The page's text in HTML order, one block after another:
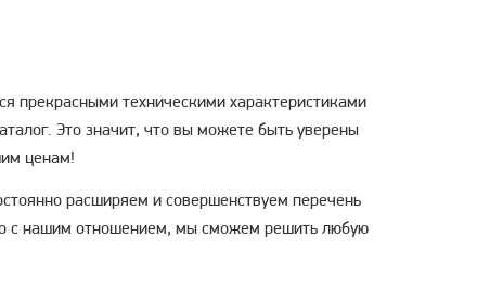
прекрасными техническими характеристиками
Это значит, что вы можете быть уверены
ценам!
расширяем и совершенствуем перечень
с нашим отношением, мы сможем решить любую